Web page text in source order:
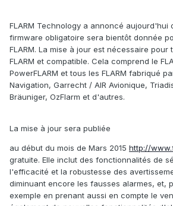
FLARM Technology a annoncé aujourd'hui
firmware obligatoire sera bientôt donnée
FLARM. La mise à jour est nécessaire pour
FLARM et compatible. Cela comprend le
PowerFLARM et tous les FLARM fabriqué
Navigation, Garrecht / AIR Avionique,
Bräuniger, OzFlarm et d'autres.
La mise à jour sera publiée
au début du mois de Mars 2015 http://
gratuite. Elle inclut des fonctionnalités de
l'efficacité et la robustesse des
diminuant encore les fausses alarmes, et,
exemple en prenant aussi en compte le